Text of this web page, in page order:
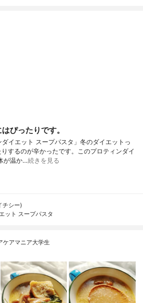
ぴったりです。
イエット スープパスタ」冬のダイエットっ
するのが辛かったです。このプロティンダイ
が温か…続きを見る
チシー)
ット スープパスタ
ケアマニア大学生